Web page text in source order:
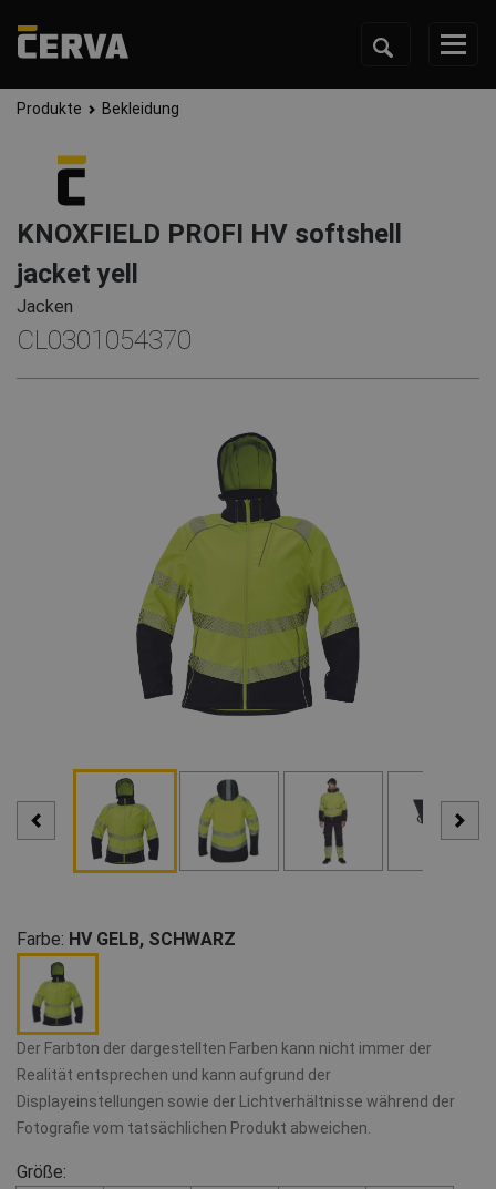
Produkte Bekleidung
KNOXFIELD PROFI HV softshell
jacket yell
Jacken
CL0301054370
Farbe: HV GELB, SCHWARZ
Der Farbton der dargestellten Farben kann nicht immer der
Realität entsprechen und kann aufgrund der
Displayeinstellungen sowie der Lichtverhältnisse während der
Fotografie vom tatsächlichen Produkt abweichen.
Größe: